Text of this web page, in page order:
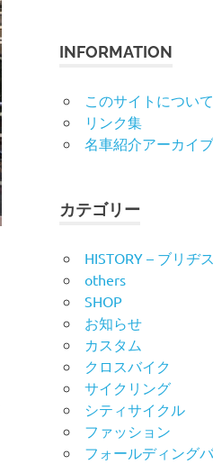
INFORMATION
このサイトについて
リンク集
名車紹介アーカイブ
カテゴリー
HISTORY – ブリヂ
others
SHOP
お知らせ
カスタム
クロスバイク
サイクリング
シティサイクル
ファッション
フォールディング